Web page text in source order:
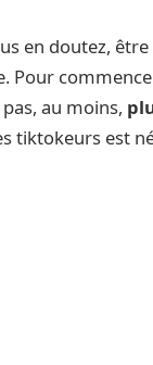
en doutez,
Pour
pas, au moins,
tiktokeurs est